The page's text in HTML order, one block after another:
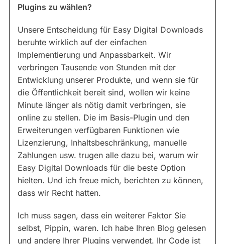
Plugins zu wählen?
Unsere Entscheidung für Easy Digital Downloads
beruhte wirklich auf der einfachen
Implementierung und Anpassbarkeit. Wir
verbringen Tausende von Stunden mit der
Entwicklung unserer Produkte, und wenn sie für
die Öffentlichkeit bereit sind, wollen wir keine
Minute länger als nötig damit verbringen, sie
online zu stellen. Die im Basis-Plugin und den
Erweiterungen verfügbaren Funktionen wie
Lizenzierung, Inhaltsbeschränkung, manuelle
Zahlungen usw. trugen alle dazu bei, warum wir
Easy Digital Downloads für die beste Option
hielten. Und ich freue mich, berichten zu können,
dass wir Recht hatten.
Ich muss sagen, dass ein weiterer Faktor Sie
selbst, Pippin, waren. Ich habe Ihren Blog gelesen
und andere Ihrer Plugins verwendet. Ihr Code ist